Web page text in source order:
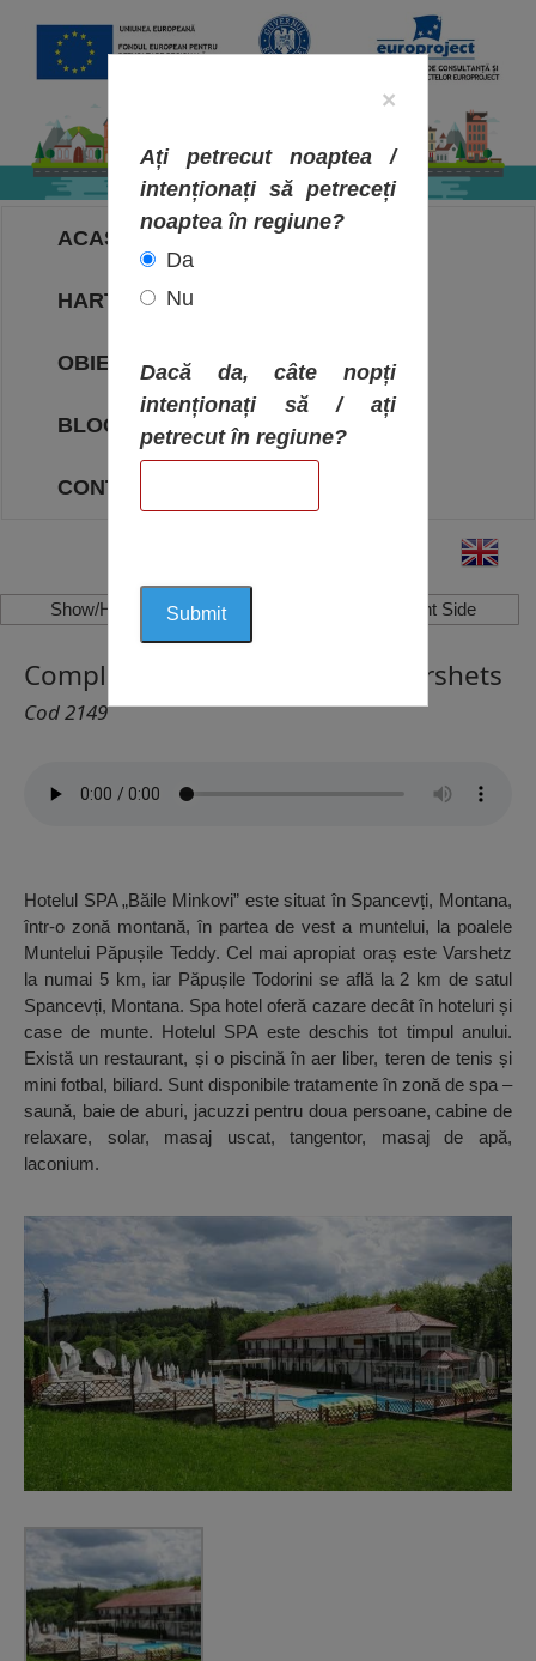
ACASA
HARTA OBIECTIVELOR
OBIECTIVE
BLOG
CONTACT
Show/Hide Left Side Show/Hide Right Side
Complexul “MINKOVI BANI”, Varshets
Cod 2149
Hotelul SPA „Băile Minkovi” este situat în Spancevți, Montana,
într-o zonă montană, în partea de vest a muntelui, la poalele
Muntelui Păpușile Teddy. Cel mai apropiat oraș este Varshetz
la numai 5 km, iar Păpușile Todorini se află la 2 km de satul
Spancevți, Montana. Spa hotel oferă cazare decât în hoteluri și
case de munte. Hotelul SPA este deschis tot timpul anului.
Există un restaurant, și o piscină în aer liber, teren de tenis și
mini fotbal, biliard. Sunt disponibile tratamente în zonă de spa –
saună, baie de aburi, jacuzzi pentru doua persoane, cabine de
relaxare, solar, masaj uscat, tangentor, masaj de apă,
laconium.
×
Ați petrecut noaptea /
intenționați să petreceți
noaptea în regiune?
Da
Nu
Dacă da, câte nopți
intenționați să / ați
petrecut în regiune?